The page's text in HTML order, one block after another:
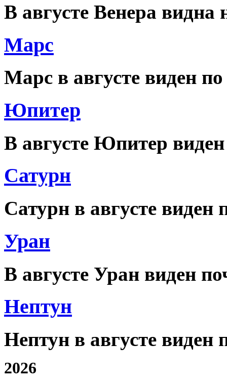
В августе Венера видна
Марс
Марс в августе виден
Юпитер
В августе Юпитер
Сатурн
Сатурн в августе виден
Уран
В августе Уран виден
Нептун
Нептун в августе виден
2026